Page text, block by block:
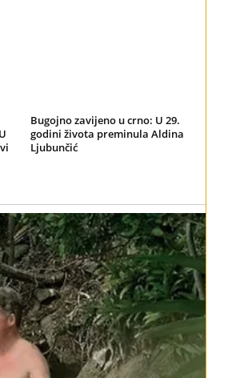
Bugojno zavijeno u crno: U 29.
godini života preminula Aldina
Ljubunčić